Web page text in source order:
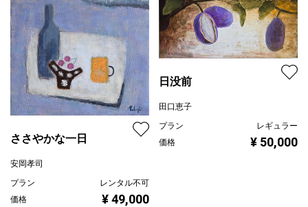
ささやかな一日
安岡孝司
プラン
レンタル不可
価格
¥ 49,000
日没前
田口恵子
プラン
レギュラー
価格
¥ 50,000